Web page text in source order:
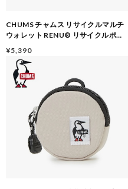
CHUMS チャムス リサイクルマルチ
ウォレット RENU® リサイクルポリ
ーケース付き CH60-3988 PURPLE
¥5,390